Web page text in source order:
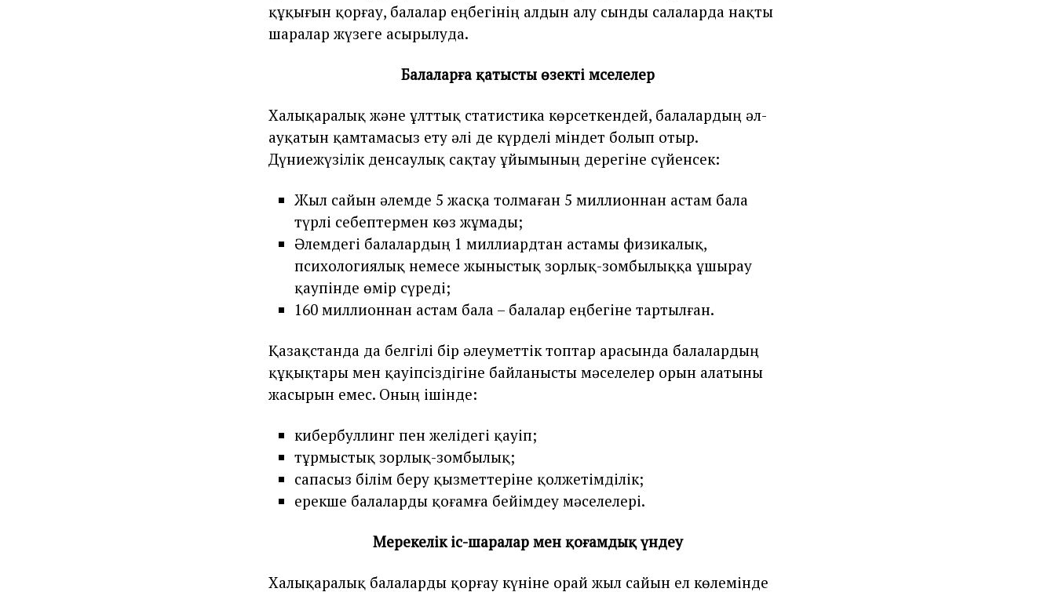
құқығын қорғау, балалар еңбегінің алдын алу сынды салаларда нақты
шаралар жүзеге асырылуда.
Балаларға қатысты өзекті мәселелер
Халықаралық және ұлттық статистика көрсеткендей, балалардың әл-
ауқатын қамтамасыз ету әлі де күрделі міндет болып отыр.
Дүниежүзілік денсаулық сақтау ұйымының дерегіне сүйенсек:
Жыл сайын әлемде 5 жасқа толмаған 5 миллионнан астам бала
түрлі себептермен көз жұмады;
Әлемдегі балалардың 1 миллиардтан астамы физикалық,
психологиялық немесе жыныстық зорлық-зомбылыққа ұшырау
қаупінде өмір сүреді;
160 миллионнан астам бала – балалар еңбегіне тартылған.
Қазақстанда да белгілі бір әлеуметтік топтар арасында балалардың
құқықтары мен қауіпсіздігіне байланысты мәселелер орын алатыны
жасырын емес. Оның ішінде:
кибербуллинг пен желідегі қауіп;
тұрмыстық зорлық-зомбылық;
сапасыз білім беру қызметтеріне қолжетімділік;
ерекше балаларды қоғамға бейімдеу мәселелері.
Мерекелік іс-шаралар мен қоғамдық үндеу
Халықаралық балаларды қорғау күніне орай жыл сайын ел көлемінде